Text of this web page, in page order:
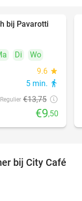
31%
bij Pavarotti
Di
Wo
9.6 star
5 min. directions_walk
Regulier €13,75
€9,50
21%
bij City Café